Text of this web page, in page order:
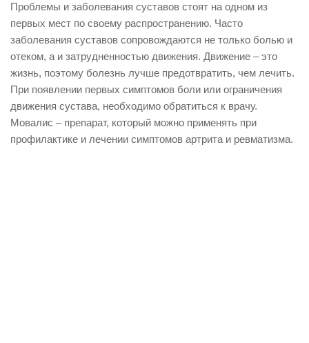
Проблемы и заболевания суставов стоят на одном из
первых мест по своему распространению. Часто
заболевания суставов сопровождаются не только болью и
отеком, а и затрудненностью движения. Движение – это
жизнь, поэтому болезнь лучше предотвратить, чем лечить.
При появлении первых симптомов боли или ограничения
движения сустава, необходимо обратиться к врачу.
Мовалис – препарат, который можно применять при
профилактике и лечении симптомов артрита и ревматизма.